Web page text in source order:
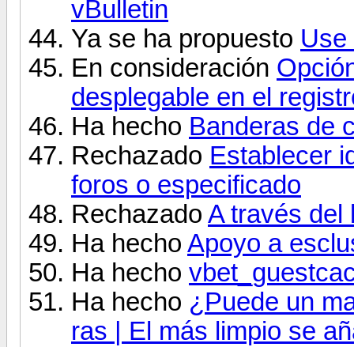
vBulletin
Ya se ha propuesto Use
En consideración
desplegable en el
Ha hecho Banderas de
Rechazado Establecer
foros o especificado
Rechazado A través del
Ha hecho Apoyo a
Ha hecho
Ha hecho ¿Puede un
ras | El más limpio se